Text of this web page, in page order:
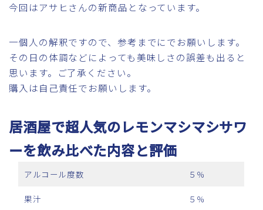
今回はアサヒさんの新商品となっています。
一個人の解釈ですので、参考までにでお願いします。
その日の体調などによっても美味しさの誤差も出ると
思います。ご了承ください。
購入は自己責任でお願いします。
居酒屋で超人気のレモンマシマシサワ
ーを飲み比べた内容と評価
アルコール度数 ５％
果汁 ５％